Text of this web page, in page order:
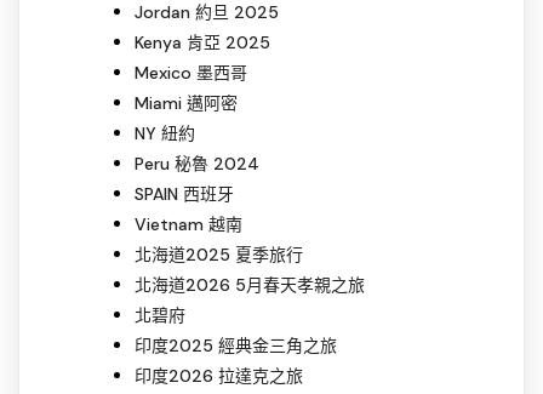
Jordan 約旦 2025
Kenya 肯亞 2025
Mexico 墨西哥
Miami 邁阿密
NY 紐約
Peru 秘魯 2024
SPAIN 西班牙
Vietnam 越南
北海道2025 夏季旅行
北海道2026 5月春天孝親之旅
北碧府
印度2025 經典金三角之旅
印度2026 拉達克之旅